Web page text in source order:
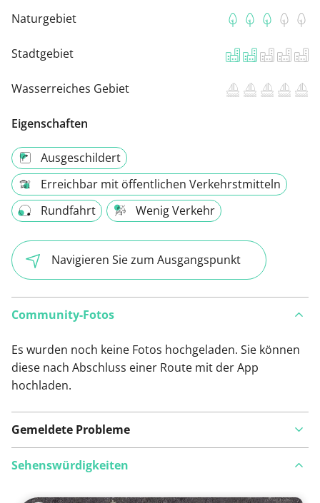
Naturgebiet
Stadtgebiet
Wasserreiches Gebiet
Eigenschaften
Ausgeschildert
Erreichbar mit öffentlichen Verkehrstmitteln
Rundfahrt
Wenig Verkehr
Navigieren Sie zum Ausgangspunkt
Community-Fotos
Es wurden noch keine Fotos hochgeladen. Sie können
diese nach Abschluss einer Route mit der App
hochladen.
Gemeldete Probleme
Sehenswürdigkeiten